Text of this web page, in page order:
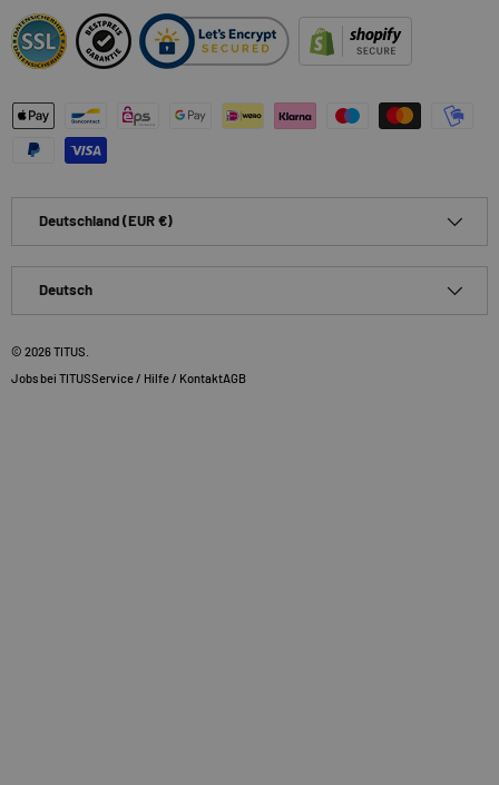
Zahlungsmethoden
Deutschland (EUR €)
Deutsch
© 2026TITUS
Jobs bei TITUSService / Hilfe / KontaktAGB